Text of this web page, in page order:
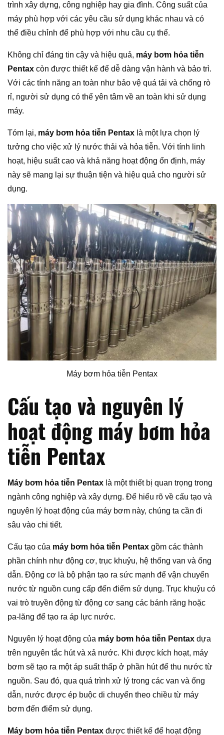
trình xây dựng, công nghiệp hay gia đình. Công suất của
máy phù hợp với các yêu cầu sử dụng khác nhau và có
thể điều chỉnh để phù hợp với nhu cầu cụ thể.
Không chỉ đáng tin cậy và hiệu quả, máy bơm hỏa tiễn
Pentax còn được thiết kế để dễ dàng vận hành và bảo trì.
Với các tính năng an toàn như bảo vệ quá tải và chống rò
rỉ, người sử dụng có thể yên tâm về an toàn khi sử dụng
máy.
Tóm lại, máy bơm hỏa tiễn Pentax là một lựa chọn lý
tưởng cho việc xử lý nước thải và hỏa tiễn. Với tính linh
hoạt, hiệu suất cao và khả năng hoạt động ổn định, máy
này sẽ mang lại sự thuận tiện và hiệu quả cho người sử
dụng.
Máy bơm hỏa tiễn Pentax
Cấu tạo và nguyên lý
hoạt động máy bơm hỏa
tiễn Pentax
Máy bơm hỏa tiễn Pentax là một thiết bị quan trọng trong
ngành công nghiệp và xây dựng. Để hiểu rõ về cấu tạo và
nguyên lý hoạt động của máy bơm này, chúng ta cần đi
sâu vào chi tiết.
Cấu tạo của máy bơm hỏa tiễn Pentax gồm các thành
phần chính như động cơ, trục khuỷu, hệ thống van và ống
dẫn. Động cơ là bộ phận tạo ra sức mạnh để vận chuyển
nước từ nguồn cung cấp đến điểm sử dụng. Trục khuỷu có
vai trò truyền động từ động cơ sang các bánh răng hoặc
pa-lăng để tạo ra áp lực nước.
Nguyên lý hoạt động của máy bơm hỏa tiễn Pentax dựa
trên nguyên tắc hút và xả nước. Khi được kích hoạt, máy
bơm sẽ tạo ra một áp suất thấp ở phần hút để thu nước từ
nguồn. Sau đó, qua quá trình xử lý trong các van và ống
dẫn, nước được ép buộc di chuyển theo chiều từ máy
bơm đến điểm sử dụng.
Máy bơm hỏa tiễn Pentax được thiết kế để hoạt động